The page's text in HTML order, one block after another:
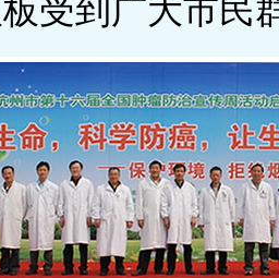
受到广大市民